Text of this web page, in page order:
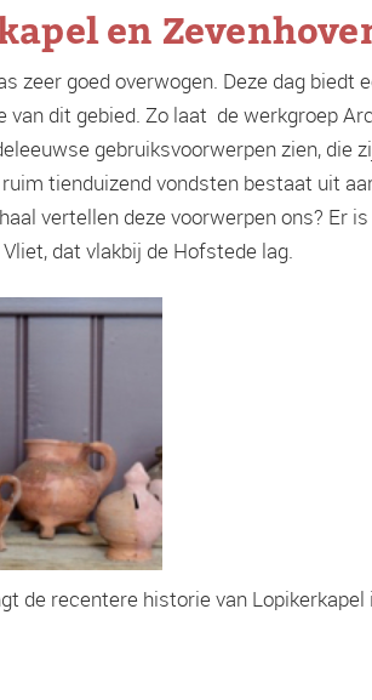
en
zeer goed overwogen. Deze dag biedt
dit gebied. Zo laat de werkgroep
gebruiksvoorwerpen zien, die
tienduizend vondsten bestaat uit
vertellen deze voorwerpen ons? Er
dat vlakbij de Hofstede lag.
de recentere historie van Lopikerkapel